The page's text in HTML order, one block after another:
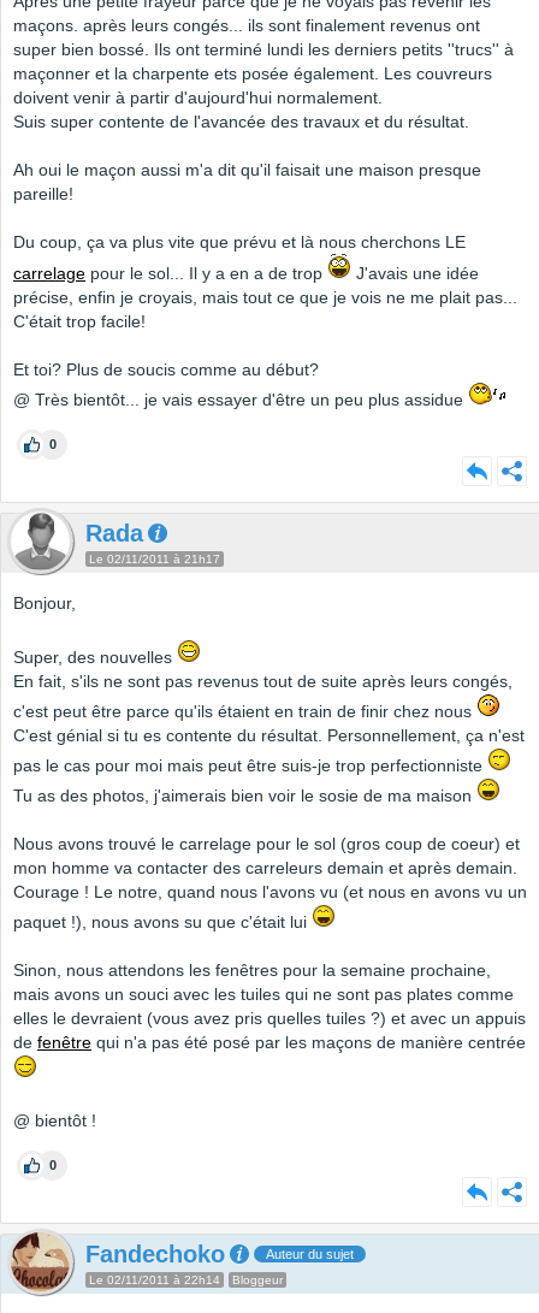
maçons. après leurs congés... ils sont finalement revenus ont
super bien bossé. Ils ont terminé lundi les derniers petits ''trucs'' à
maçonner et la charpente ets posée également. Les couvreurs
doivent venir à partir d'aujourd'hui normalement.
Suis super contente de l'avancée des travaux et du résultat.
Ah oui le maçon aussi m'a dit qu'il faisait une maison presque
pareille!
Du coup, ça va plus vite que prévu et là nous cherchons LE
carrelage pour le sol... Il y a en a de trop
J'avais une idée
précise, enfin je croyais, mais tout ce que je vois ne me plait pas...
C'était trop facile!
Et toi? Plus de soucis comme au début?
@ Très bientôt... je vais essayer d'être un peu plus assidue
0
Rada
Le 02/11/2011 à 21h17
Bonjour,
Super, des nouvelles
En fait, s'ils ne sont pas revenus tout de suite après leurs congés,
c'est peut être parce qu'ils étaient en train de finir chez nous
C'est génial si tu es contente du résultat. Personnellement, ça n'est
pas le cas pour moi mais peut être suis-je trop perfectionniste
Tu as des photos, j'aimerais bien voir le sosie de ma maison
Nous avons trouvé le carrelage pour le sol (gros coup de coeur) et
mon homme va contacter des carreleurs demain et après demain.
Courage ! Le notre, quand nous l'avons vu (et nous en avons vu un
paquet !), nous avons su que c'était lui
Sinon, nous attendons les fenêtres pour la semaine prochaine,
mais avons un souci avec les tuiles qui ne sont pas plates comme
elles le devraient (vous avez pris quelles tuiles ?) et avec un appuis
de fenêtre qui n'a pas été posé par les maçons de manière centrée
@ bientôt !
0
Fandechoko Auteur du sujet
Le 02/11/2011 à 22h14 Bloggeur